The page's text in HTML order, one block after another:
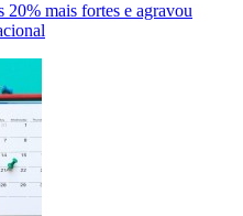
mais fortes e agravou